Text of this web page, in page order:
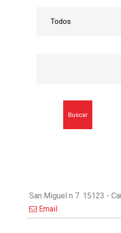
Buscar
San Miguel n 7. 15123 -
Email